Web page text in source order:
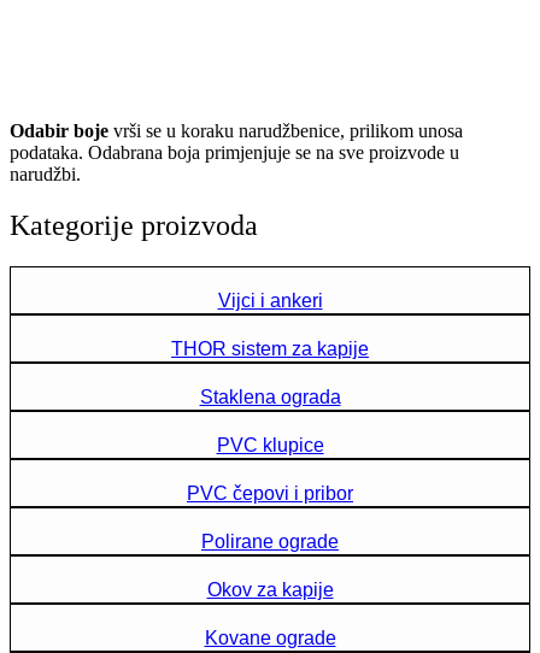
Odabir boje vrši se u koraku narudžbenice, prilikom unosa
podataka. Odabrana boja primjenjuje se na sve proizvode u
narudžbi.
Kategorije proizvoda
Vijci i ankeri
THOR sistem za kapije
Staklena ograda
PVC klupice
PVC čepovi i pribor
Polirane ograde
Okov za kapije
Kovane ograde